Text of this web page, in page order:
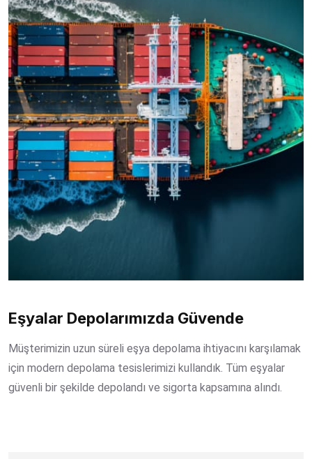
Eşyalar Depolarımızda Güvende
Müşterimizin uzun süreli eşya depolama ihtiyacını karşılamak
için modern depolama tesislerimizi kullandık. Tüm eşyalar
güvenli bir şekilde depolandı ve sigorta kapsamına alındı.